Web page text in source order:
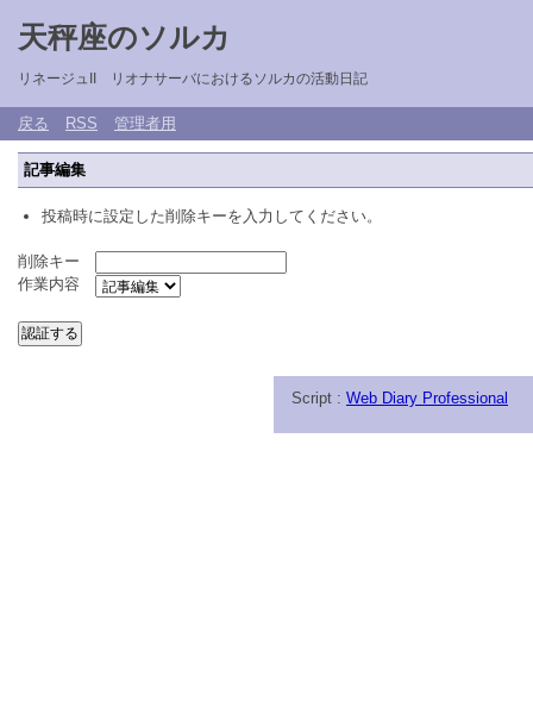
天秤座のソルカ
リネージュII リオナサーバにおけるソルカの活動日記
戻る RSS 管理者用
記事編集
投稿時に設定した削除キーを入力してください。
削除キー
作業内容
Script : Web Diary Professional